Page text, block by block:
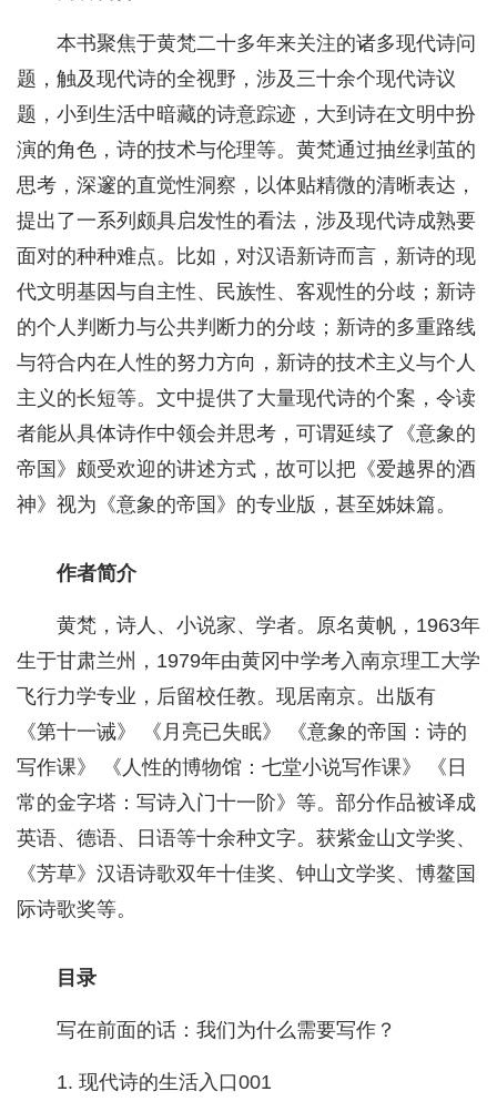
本书聚焦于黄梵二十多年来关注的诸多现代诗问
题，触及现代诗的全视野，涉及三十余个现代诗议
题，小到生活中暗藏的诗意踪迹，大到诗在文明中扮
演的角色，诗的技术与伦理等。黄梵通过抽丝剥茧的
思考，深邃的直觉性洞察，以体贴精微的清晰表达，
提出了一系列颇具启发性的看法，涉及现代诗成熟要
面对的种种难点。比如，对汉语新诗而言，新诗的现
代文明基因与自主性、民族性、客观性的分歧；新诗
的个人判断力与公共判断力的分歧；新诗的多重路线
与符合内在人性的努力方向，新诗的技术主义与个人
主义的长短等。文中提供了大量现代诗的个案，令读
者能从具体诗作中领会并思考，可谓延续了《意象的
帝国》颇受欢迎的讲述方式，故可以把《爱越界的酒
神》视为《意象的帝国》的专业版，甚至姊妹篇。
作者简介
黄梵，诗人、小说家、学者。原名黄帆，1963年
生于甘肃兰州，1979年由黄冈中学考入南京理工大学
飞行力学专业，后留校任教。现居南京。出版有
《第十一诫》 《月亮已失眠》 《意象的帝国：诗的
写作课》 《人性的博物馆：七堂小说写作课》 《日
常的金字塔：写诗入门十一阶》等。部分作品被译成
英语、德语、日语等十余种文字。获紫金山文学奖、
《芳草》汉语诗歌双年十佳奖、钟山文学奖、博鳌国
际诗歌奖等。
目录
写在前面的话：我们为什么需要写作？
1. 现代诗的生活入口001